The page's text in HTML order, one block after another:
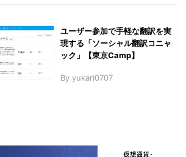
ユーザー参加で手軽な翻訳を実
現する「ソーシャル翻訳コニャ
ック」【東京Camp】
By yukari0707